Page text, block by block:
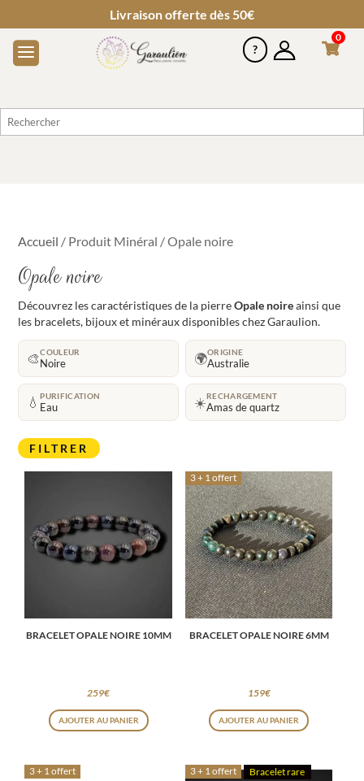
Livraison offerte dès 50€
0
Accueil / Produit Minéral / Opale noire
Opale noire
Découvrez les caractéristiques de la pierreOpale noireainsi que
les bracelets, bijoux et minéraux disponibles chez Garaulion.
🎨COULEUR
Noire 🌍ORIGINE
Australie
💧PURIFICATION
Eau ☀️RECHARGEMENT
Amas de quartz
FILTRER
BRACELET OPALE NOIRE 10MM
259€
AJOUTER AU PANIER
3 + 1 offert
BRACELET OPALE NOIRE 6MM
159€
AJOUTER AU PANIER
3 + 1 offert 3 + 1 offert Bracelet rare